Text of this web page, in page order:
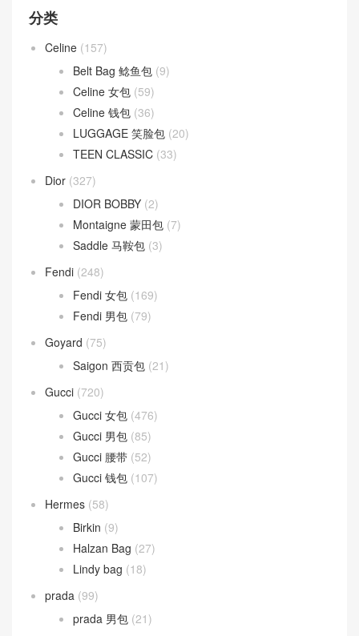
分类
Celine (157)
Belt Bag 鲶鱼包 (9)
Celine 女包 (59)
Celine 钱包 (36)
LUGGAGE 笑脸包 (20)
TEEN CLASSIC (33)
Dior (327)
DIOR BOBBY (2)
Montaigne 蒙田包 (7)
Saddle 马鞍包 (3)
Fendi (248)
Fendi 女包 (169)
Fendi 男包 (79)
Goyard (75)
Saigon 西贡包 (21)
Gucci (720)
Gucci 女包 (476)
Gucci 男包 (85)
Gucci 腰带 (52)
Gucci 钱包 (107)
Hermes (58)
Birkin (9)
Halzan Bag (27)
Lindy bag (18)
prada (99)
prada 男包 (21)